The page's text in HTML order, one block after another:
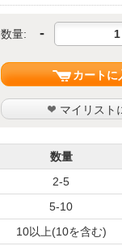
数量: -
カートに
マイリスト
数量
2-5
5-10
10以上(10を含む)